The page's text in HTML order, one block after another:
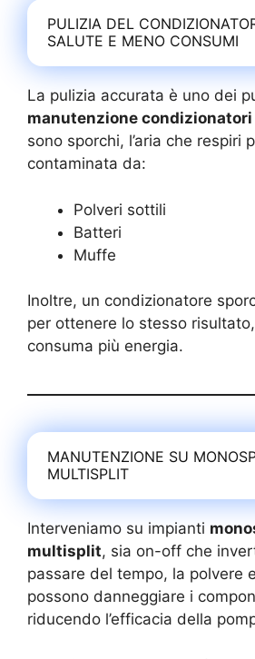
PULIZIA DEL
SALUTE E MENO CONSUMI
La pulizia accurata è uno dei
manutenzione condizionatori
sono sporchi, l’aria che respiri
contaminata da:
Polveri sottili
Batteri
Muffe
Inoltre, un condizionatore
per ottenere lo stesso
consuma più energia.
MANUTENZIONE SU
MULTISPLIT
Interveniamo su impianti
multisplit, sia on-off che
passare del tempo, la polvere
possono danneggiare i
riducendo l’efficacia della